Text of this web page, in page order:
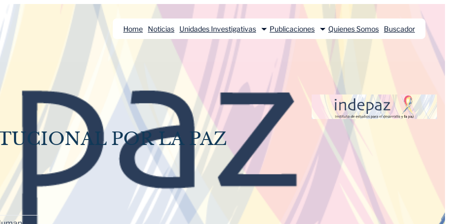
Home Noticias Unidades Investigativas Publicaciones Quienes Somos Buscador
POR LA PAZ